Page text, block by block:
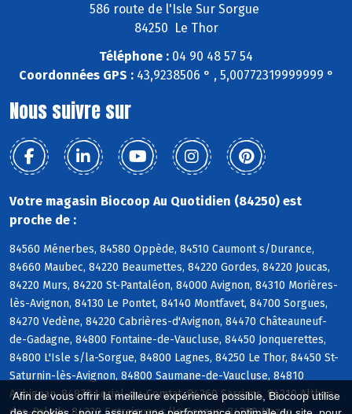
Afin de vous offrir la meilleure expérience possible, Biocoop utilise
586 route de l'Isle Sur Sorgue
84250 Le Thor
Téléphone : 04 90 48 57 54
Coordonnées GPS :43,9238506 ° , 5,00772319999999 °
Nous suivre sur
Votre magasin Biocoop Au Quotidien (84250) est
proche de :
84560 Ménerbes, 84580 Oppède, 84510 Caumont s/Durance,
84660 Maubec, 84220 Beaumettes, 84220 Gordes, 84220 Joucas,
84220 Murs, 84220 St-Pantaléon, 84000 Avignon, 84310 Morières-
lès-Avignon, 84130 Le Pontet, 84140 Montfavet, 84700 Sorgues,
84270 Vedène, 84220 Cabrières-d'Avignon, 84470 Châteauneuf-
de-Gadagne, 84800 Fontaine-de-Vaucluse, 84450 Jonquerettes,
84800 L'Isle s/la-Sorgue, 84800 Lagnes, 84250 Le Thor, 84450 St-
Saturnin-lès-Avignon, 84800 Saumane-de-Vaucluse, 84810
Aubignan, 84870 Loriol-du-Comtat, 84260 Sarrians, 84210 Althen-